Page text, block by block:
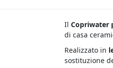
Il Copriwater
di casa
Realizzato in
sostituzione